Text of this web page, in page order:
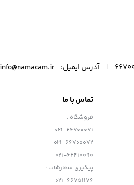
آدرس ایمیل: info@namacam.ir
تماس با ما
فروشگاه :
021-66700071
021-66700072
021-66410090
پیگیری سفارشات :
021-66751176